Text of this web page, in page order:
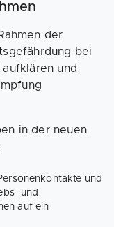
der
bei
aufklären und
in der neuen
und
und
auf ein